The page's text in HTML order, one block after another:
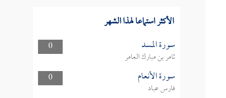
الأكثر استماعا لهذا الشهر
0 سورة المسد
ثامر بن مبارك العامر
0
سورة الأنعام
فارس عباد